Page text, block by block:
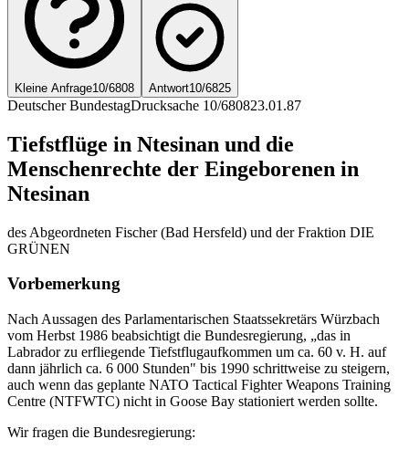
Kleine Anfrage10/6808 Antwort10/6825
Deutscher BundestagDrucksache 10/680823.01.87
Tiefstflüge in Ntesinan und die
Menschenrechte der Eingeborenen in
Ntesinan
des Abgeordneten Fischer (Bad Hersfeld) und der Fraktion DIE
GRÜNEN
Vorbemerkung
Nach Aussagen des Parlamentarischen Staatssekretärs Würzbach
vom Herbst 1986 beabsichtigt die Bundesregierung, „das in
Labrador zu erfliegende Tiefstflugaufkommen um ca. 60 v. H. auf
dann jährlich ca. 6 000 Stunden" bis 1990 schrittweise zu steigern,
auch wenn das geplante NATO Tactical Fighter Weapons Training
Centre (NTFWTC) nicht in Goose Bay stationiert werden sollte.
Wir fragen die Bundesregierung: